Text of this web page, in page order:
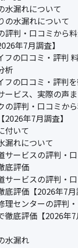
水漏れについて
の水漏れについて
評判・口コミから
年7月調査】
フの口コミ・評判
析
フの口コミ・評判
ービス、実際の声
の評判・口コミか
2026年7月調査】
付いて
漏れについて
サービスの評判・
底評価
サービスの評判・
底評価【2026年7月
理センターの評判
徹底評価【2026年7
水漏れ